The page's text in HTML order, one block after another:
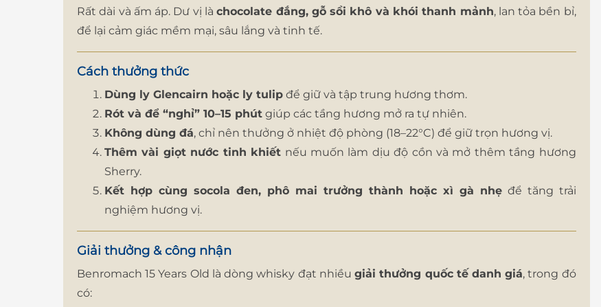
Rất dài và ấm áp. Dư vị làchocolate đắng, gỗ sồi khô và khói thanh mảnh, lan tỏa bền bỉ,
để lại cảm giác mềm mại, sâu lắng và tinh tế.
Cách thưởng thức
Dùng ly Glencairn hoặc ly tulip để giữ và tập trung hương thơm.
Rót và để “nghỉ” 10–15 phút giúp các tầng hương mở ra tự nhiên.
Không dùng đá, chỉ nên thưởng ở nhiệt độ phòng (18–22°C) để giữ trọn hương vị.
Thêm vài giọt nước tinh khiết nếu muốn làm dịu độ cồn và mở thêm tầng hương
Sherry.
Kết hợp cùng socola đen, phô mai trưởng thành hoặc xì gà nhẹđể tăng trải
nghiệm hương vị.
Giải thưởng & công nhận
Benromach 15 Years Old là dòng whisky đạt nhiềugiải thưởng quốc tế danh giá, trong đó
có: